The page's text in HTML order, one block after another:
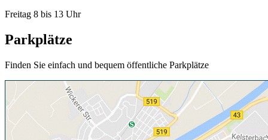
Freitag 8 bis 13 Uhr
Parkplätze
Finden Sie einfach und bequem öffentliche Parkplätze